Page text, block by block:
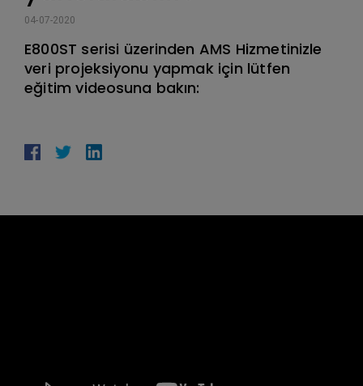
04-07-2020
E800ST serisi üzerinden AMS Hizmetinizle
veri projeksiyonu yapmak için lütfen
eğitim videosuna bakın: